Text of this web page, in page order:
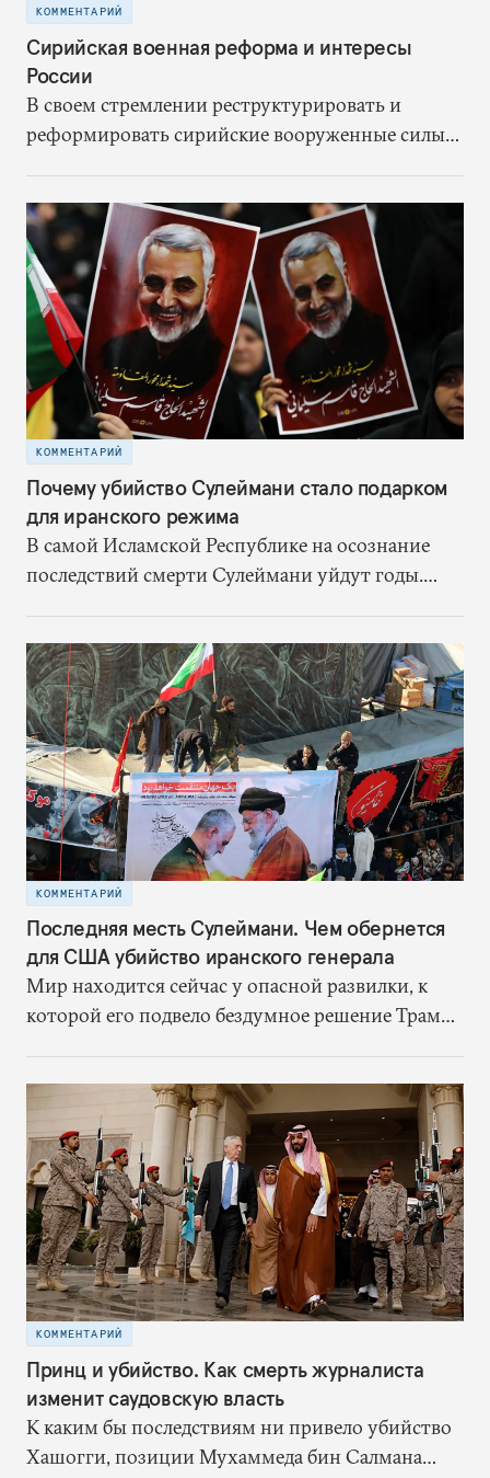
КОММЕНТАРИЙ
Сирийская военная реформа и интересы
России
В своем стремлении реструктурировать и
реформировать сирийские вооруженные силы
ключ к сдерживанию иранского влияния,
завершению своего военного участия в
конфликте и окончанию гражданской войны на
условиях, благоприятных для режима Асада.
КОММЕНТАРИЙ
Почему убийство Сулеймани стало подарком
для иранского режима
В самой Исламской Республике на осознание
последствий смерти Сулеймани уйдут годы.
КОММЕНТАРИЙ
Последняя месть Сулеймани. Чем обернется
для США убийство иранского генерала
Мир находится сейчас у опасной развилки, к
которой его подвело бездумное решение Трампа
США, но не сбивал американские беспилотники
в нейтральных водах, не наносил ракетные
удары по судам в Персидском заливе, а в Ираке
шиитские ополченцы не нападали на
американцев. Отказавшись от ядерного
соглашения без каких-либо доказательств
обмана со стороны Ирана, США запустили
предсказуемый цикл эскалации
КОММЕНТАРИЙ
Принц и убийство. Как смерть журналиста
изменит саудовскую власть
К каким бы последствиям ни привело убийство
Хашогги, позиции Мухаммеда бин Салмана